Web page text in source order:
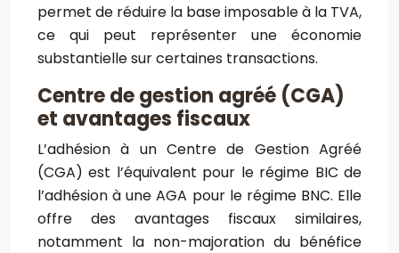
permet de réduire la base imposable à la TVA,
ce qui peut représenter une économie
substantielle sur certaines transactions.
Centre de gestion agréé (CGA)
et avantages fiscaux
L’adhésion à un Centre de Gestion Agréé
(CGA) est l’équivalent pour le régime BIC de
l’adhésion à une AGA pour le régime BNC. Elle
offre des avantages fiscaux similaires,
notamment la non-majoration du bénéfice